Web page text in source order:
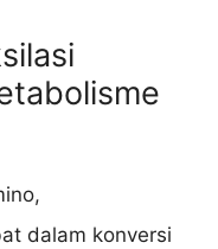
dalam konversi